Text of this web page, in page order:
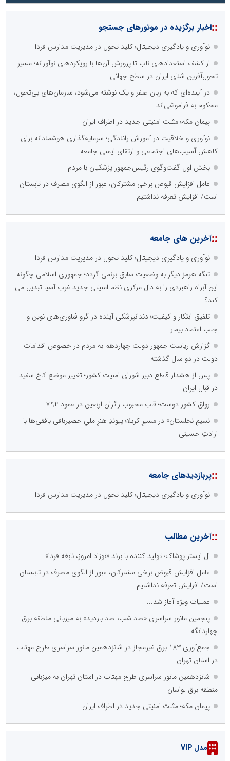
::اخبار برگزیده در موتورهای جستجو
نوآوری و یادگیری دیجیتال؛ کلید تحول در مدیریت مدارس فردا
از کشف استعدادهای ناب تا پرورش آن‌ها با رویکردهای نوآورانه؛ مسیر
تحول‌آفرین شنای ایران در سطح جهانی
در آینده‌ای که به زبان صفر و یک نوشته می‌شود، سازمان‌های بی‌تحول،
محکوم به فراموشی‌اند
پیمان مکه؛ مثلث امنیتی جدید در اطراف ایران
نوآوری و خلاقیت در آموزش رانندگی؛ سرمایه‌گذاری هوشمندانه برای
کاهش آسیب‌های اجتماعی و ارتقای ایمنی جامعه
بخش اول گفت‌وگوی رئیس‌جمهور پزشکیان با مردم
عامل افزایش قبوض برخی مشترکان، عبور از الگوی مصرف در تابستان
است/ افزایش تعرفه نداشتیم
::آخرین های جامعه
نوآوری و یادگیری دیجیتال؛ کلید تحول در مدیریت مدارس فردا
تنگه هرمز دیگر به وضعیت سابق برنمی گردد؛ جمهوری اسلامی چگونه
این آبراه راهبردی را به دال مرکزی نظم امنیتی جدید غرب آسیا تبدیل می
کند؟
تلفیق ابتکار و کیفیت؛ دندانپزشکی آینده در گرو فناوری‌های نوین و
جلب اعتماد بیمار
گزارش ریاست جمهور دولت چهاردهم به مردم در خصوص اقدامات
دولت در دو سال گذشته
پس از هشدار قاطع دبیر شورای امنیت کشور؛ تغییر موضع کاخ سفید
در قبال ایران
رواق کشور دوست؛ قاب محبوب زائران اربعین در عمود ۷۹۴
نسیمِ نخلستان» در مسیرِ کربلا؛ پیوندِ هنرِ ملیِ حصیربافی بافقی‌ها با
ارادتِ حسینی
::پربازدیدهای جامعه
نوآوری و یادگیری دیجیتال؛ کلید تحول در مدیریت مدارس فردا
::آخرین مطالب
ال ایستر پوشاک؛ تولید کننده با برند «نوزاد امروز، نابغه فردا»
عامل افزایش قبوض برخی مشترکان، عبور از الگوی مصرف در تابستان
است/ افزایش تعرفه نداشتیم
عملیات ویژه آغاز شد...
پنجمین مانور سراسری «صد شب، صد بازدید» به میزبانی منطقه برق
چهاردانگه
جمع‌آوری 183 برق غیرمجاز در شانزدهمین مانور سراسری طرح مهتاب
در استان تهران
شانزدهمین مانور سراسری طرح مهتاب در استان تهران به میزبانی
منطقه برق لواسان
پیمان مکه؛ مثلث امنیتی جدید در اطراف ایران
مدل VIP